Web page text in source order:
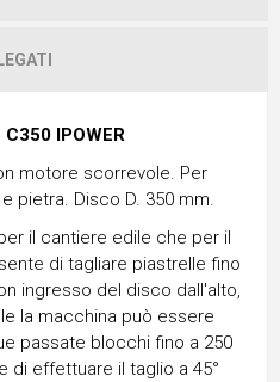
C350 IPOWER
motore scorrevole. Per
pietra. Disco D. 350 mm.
il cantiere edile che per il
di tagliare piastrelle fino
ingresso del disco dall'alto,
la macchina può essere
passate blocchi fino a 250
di effettuare il taglio a 45°